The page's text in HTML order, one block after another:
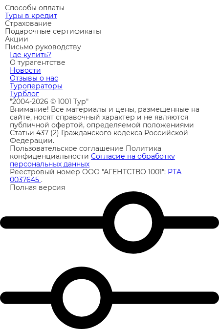
Способы оплаты
Туры в кредит
Страхование
Подарочные сертификаты
Акции
Письмо руководству
Где купить?
О турагентстве
Новости
Отзывы о нас
Туроператоры
Турблог
"2004-2026 © 1001 Тур"
Внимание! Все материалы и цены, размещенные на
сайте, носят справочный характер и не являются
публичной офертой, определяемой положениями
Статьи 437 (2) Гражданского кодекса Российской
Федерации.
Пользовательское соглашение Политика
конфиденциальности Согласие на обработку
персональных данных
Реестровый номер ООО "АГЕНТСТВО 1001": РТА
0037645 .
Полная версия